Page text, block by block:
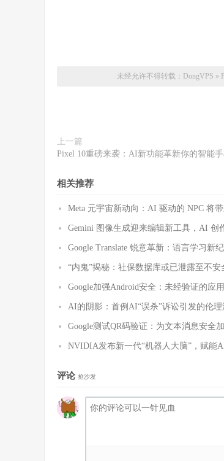
未经允许不得转载： DongVPS »
上一篇
Pixel 10重磅来袭：AI新功能革新你的智能
相关推荐
Meta 元宇宙新动向：AI 驱动的 NPC 将
Gemini 图像生成迎来编辑新工具，AI 创
Google Translate 锐意革新：语言学习新
“内鬼”揭秘：社保数据库或已泄露至不安
Google加强Android安全：未经验证的应
AI的阴影：首例AI“误杀”诉讼引发的伦理
Google测试QR码验证：为文本消息安全
NVIDIA发布新一代“机器人大脑”，赋能
评论 抢沙发